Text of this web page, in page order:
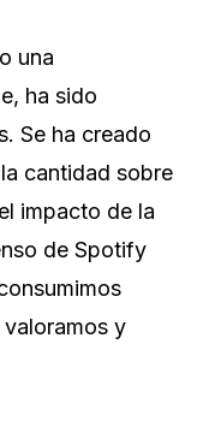
una
ha sido
Se ha creado
cantidad sobre
impacto de la
de Spotify
y